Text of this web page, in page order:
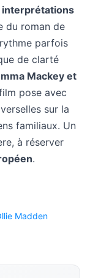
interprétations
du roman de
parfois
de clarté
Mackey et
pose avec
sur la
familiaux. Un
à réserver
.
Madden